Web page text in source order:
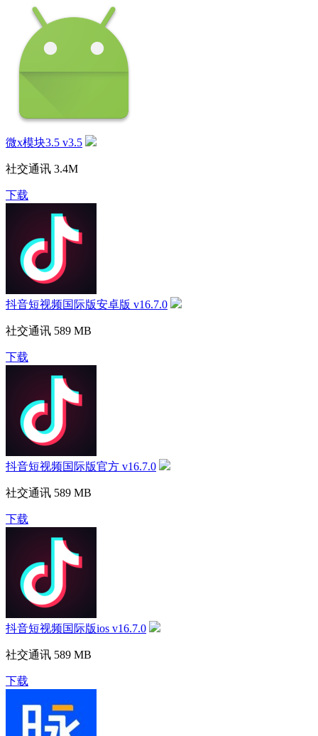
微x模块3.5 v3.5
社交通讯 3.4M
下载
抖音短视频国际版安卓版 v16.7.0
社交通讯 589 MB
下载
抖音短视频国际版官方 v16.7.0
社交通讯 589 MB
下载
抖音短视频国际版ios v16.7.0
社交通讯 589 MB
下载